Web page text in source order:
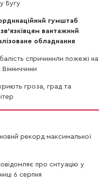
Бугу
гумштаб
вантажний
обладнання
спричинили пожежі на
гроза, град та
новий рекорд максимальної
про ситуацію у
6 серпня